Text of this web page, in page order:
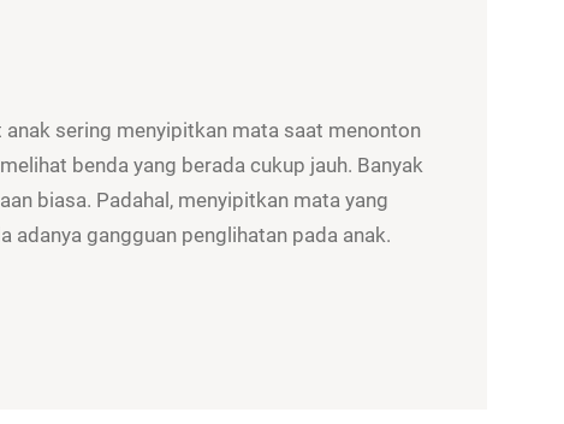
sering menyipitkan mata saat menonton
benda yang berada cukup jauh. Banyak
biasa. Padahal, menyipitkan mata yang
gangguan penglihatan pada anak.